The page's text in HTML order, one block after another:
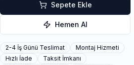
Sepete Ekle
Hemen Al
2-4 İş Günü Teslimat
Montaj Hizmeti
Hızlı İade
Taksit İmkanı